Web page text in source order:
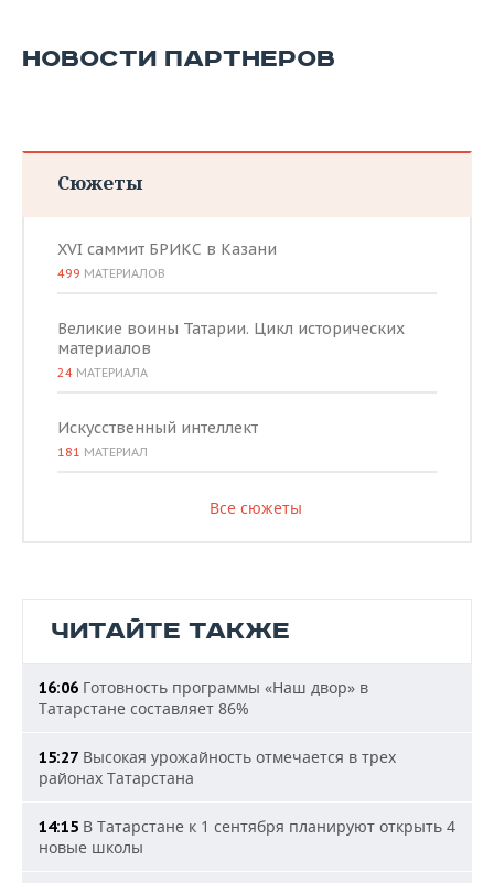
НОВОСТИ ПАРТНЕРОВ
Сюжеты
XVI саммит БРИКС в Казани
499 МАТЕРИАЛОВ
Великие воины Татарии. Цикл исторических
материалов
24 МАТЕРИАЛА
Искусственный интеллект
181 МАТЕРИАЛ
Все сюжеты
ЧИТАЙТЕ ТАКЖЕ
16:06 Готовность программы «Наш двор» в
Татарстане составляет 86%
15:27 Высокая урожайность отмечается в трех
районах Татарстана
14:15 В Татарстане к 1 сентября планируют открыть 4
новые школы